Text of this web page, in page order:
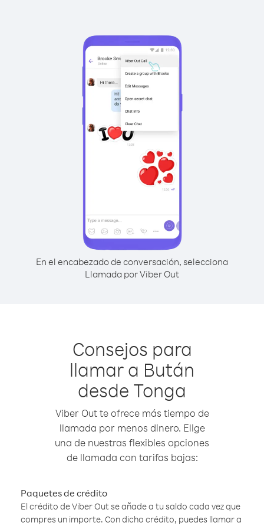
En el encabezado de conversación, selecciona
Llamada por Viber Out
Consejos para
llamar a Bután
desde Tonga
Viber Out te ofrece más tiempo de
llamada por menos dinero. Elige
una de nuestras flexibles opciones
de llamada con tarifas bajas:
Paquetes de crédito
El crédito de Viber Out se añade a tu saldo cada vez que
compres un importe. Con dicho crédito, puedes llamar a